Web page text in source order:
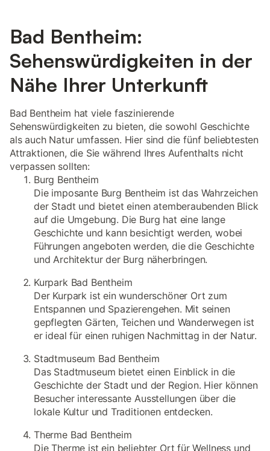
Bad Bentheim:
Sehenswürdigkeiten in der
Nähe Ihrer Unterkunft
Bad Bentheim hat viele faszinierende
Sehenswürdigkeiten zu bieten, die sowohl Geschichte
als auch Natur umfassen. Hier sind die fünf beliebtesten
Attraktionen, die Sie während Ihres Aufenthalts nicht
verpassen sollten:
Burg Bentheim
Die imposante Burg Bentheim ist das Wahrzeichen
der Stadt und bietet einen atemberaubenden Blick
auf die Umgebung. Die Burg hat eine lange
Geschichte und kann besichtigt werden, wobei
Führungen angeboten werden, die die Geschichte
und Architektur der Burg näherbringen.
Kurpark Bad Bentheim
Der Kurpark ist ein wunderschöner Ort zum
Entspannen und Spazierengehen. Mit seinen
gepflegten Gärten, Teichen und Wanderwegen ist
er ideal für einen ruhigen Nachmittag in der Natur.
Stadtmuseum Bad Bentheim
Das Stadtmuseum bietet einen Einblick in die
Geschichte der Stadt und der Region. Hier können
Besucher interessante Ausstellungen über die
lokale Kultur und Traditionen entdecken.
Therme Bad Bentheim
Die Therme ist ein beliebter Ort für Wellness und